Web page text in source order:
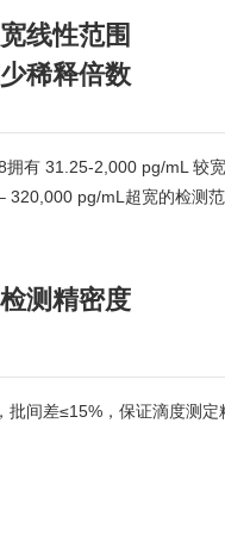
线性范围
稀释倍数
拥有 31.25-2,000 pg/mL 较
320,000 pg/mL超宽的检测
测精密度
批间差≤15%，保证滴度测定